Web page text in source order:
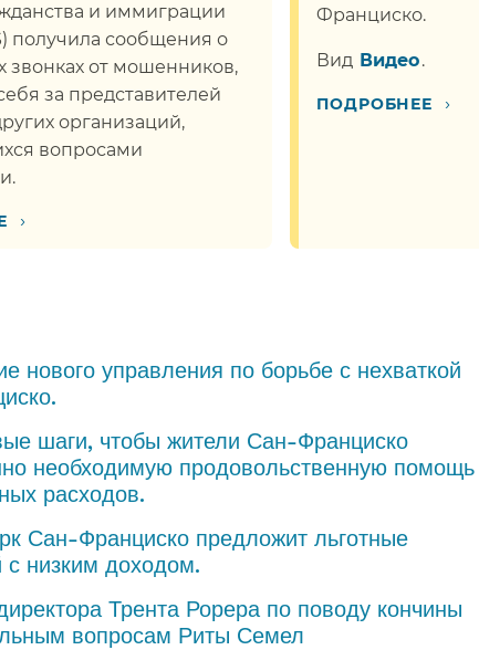
и иммиграции
получила сообщения о
звонках от мошенников,
за представителей
организаций,
вопросами
›
Франциско.​​
Вид​​ Видео​​.
ПОДРОБНЕЕ​​ ›
нового управления по борьбе с нехваткой
шаги, чтобы жители Сан-Франциско
необходимую продовольственную помощь
расходов.​​
Сан-Франциско предложит льготные
низким доходом.​​
Трента Рорера по поводу кончины
вопросам Риты Семел​​